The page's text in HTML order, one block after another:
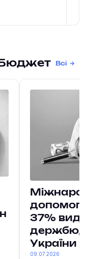
Всі
37%
України
09.07.2026